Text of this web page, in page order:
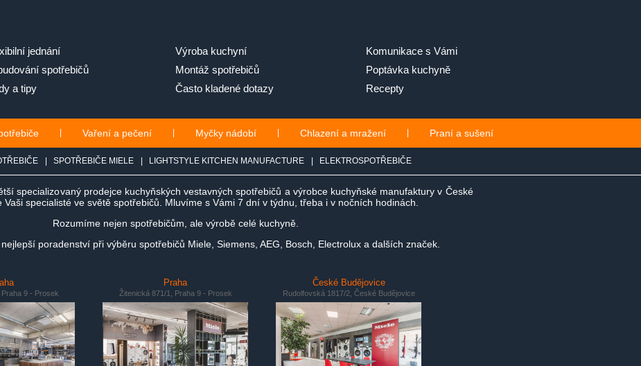
jednání
spotřebičů
a tipy
Výroba kuchyní
Montáž spotřebičů
Často kladené dotazy
Komunikace s Vámi
Poptávka kuchyně
Recepty
| Vaření a pečení | Myčky nádobí | Chlazení a mražení | Praní a sušení
| SPOTŘEBIČE MIELE | LIGHTSTYLE KITCHEN MANUFACTURE | ELEKTROSPOTŘEBIČE
specializovaný prodejce kuchyňských vestavných spotřebičů a výrobce kuchyňské manufaktury v České
Vaši specialisté ve světě spotřebičů. Mluvíme s Vámi 7 dní v týdnu, třeba i v nočních hodinách.
Rozumíme nejen spotřebičům, ale výrobě celé kuchyně.
poradenství při výběru spotřebičů Miele, Siemens, AEG, Bosch, Electrolux a dalších značek.
9 - Prosek
Praha
Žitenická 871/1, Praha 9 - Prosek
České Budějovice
Rudolfovská 1817/2, České Budějovice